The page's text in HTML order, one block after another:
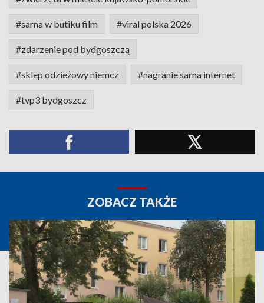
#sarna w butiku film #viral polska 2026
#zdarzenie pod bydgoszczą
#sklep odzieżowy niemcz #nagranie sarna internet
#tvp3 bydgoszcz
ZOBACZ TAKŻE